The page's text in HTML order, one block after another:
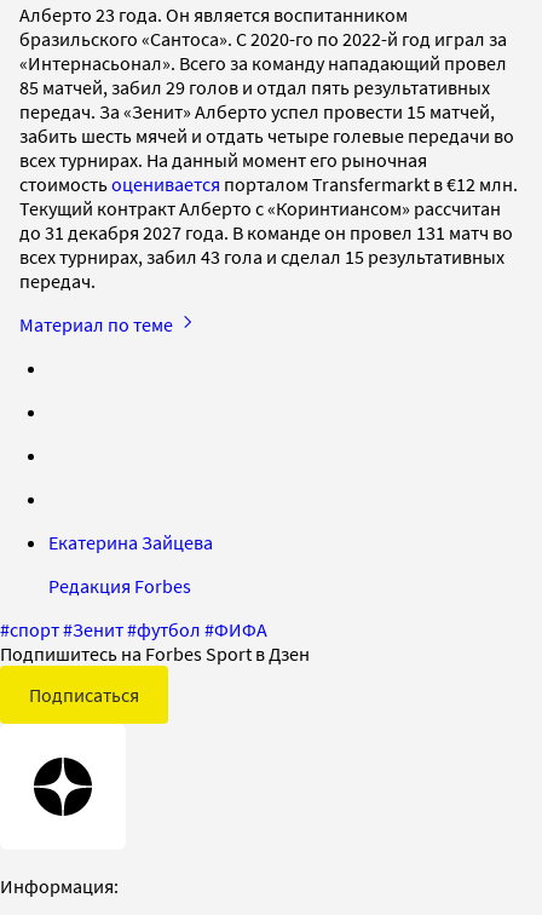
Алберто 23 года. Он является воспитанником
бразильского «Сантоса». С 2020-го по 2022-й год играл за
«Интернасьонал». Всего за команду нападающий провел
85 матчей, забил 29 голов и отдал пять результативных
передач. За «Зенит» Алберто успел провести 15 матчей,
забить шесть мячей и отдать четыре голевые передачи во
всех турнирах. На данный момент его рыночная
стоимостьоценивается порталом Transfermarkt в €12 млн.
Текущий контракт Алберто с «Коринтиансом» рассчитан
до 31 декабря 2027 года. В команде он провел 131 матч во
всех турнирах, забил 43 гола и сделал 15 результативных
передач.
Материал по теме
Екатерина Зайцева
Редакция Forbes
#спорт#Зенит#футбол #ФИФА
Подпишитесь на Forbes Sport в Дзен
Подписаться
Информация: